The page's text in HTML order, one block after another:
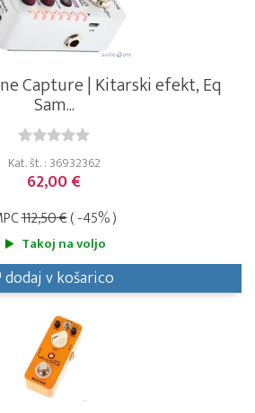
Capture | Kitarski efekt, Eq
Sam...
Kat. št. : 36932362
62,00 €
112,50 €( -45% )
Takoj na voljo
dodaj v košarico